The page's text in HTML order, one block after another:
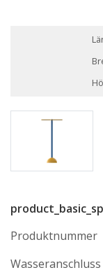
Produktnummer
Wasseranschluss